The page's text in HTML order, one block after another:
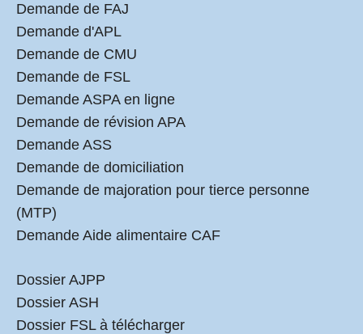
Demande de FAJ
Demande d'APL
Demande de CMU
Demande de FSL
Demande ASPA en ligne
Demande de révision APA
Demande ASS
Demande de domiciliation
Demande de majoration pour tierce personne
(MTP)
Demande Aide alimentaire CAF
Dossier AJPP
Dossier ASH
Dossier FSL à télécharger